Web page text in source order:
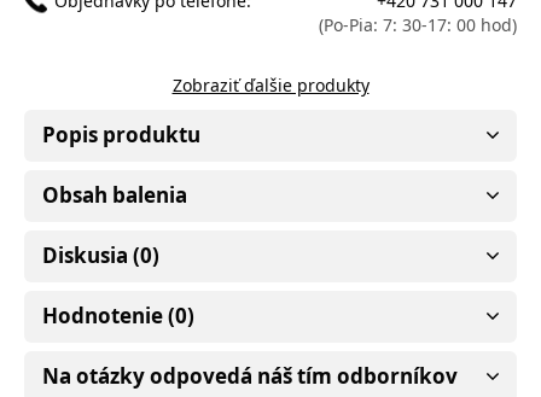
(Po-Pia: 7: 30-17: 00 hod)
Zobraziť ďalšie produkty
Popis produktu
Obsah balenia
Diskusia (0)
Hodnotenie (0)
Na otázky odpovedá náš tím odborníkov